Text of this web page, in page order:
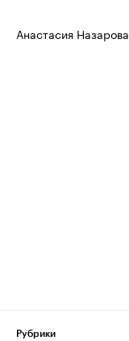
Анастасия Назарова
Рубрики